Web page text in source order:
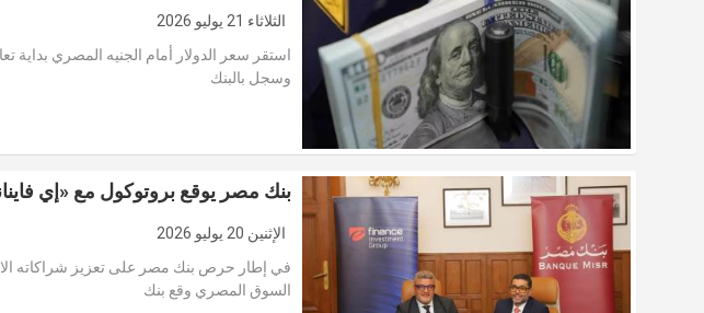
الثلاثاء 21 يوليو 2026
وسجل بالبنك
بنك مصر يوقع بروتوكول مع «إي
الإثنين 20 يوليو 2026
في إطار حرص بنك مصر على تعزيز شراكاته
السوق المصري وقع بنك